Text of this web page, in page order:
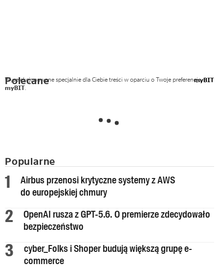
Polecane myBIT
Wyselekcjonowane specjalnie dla Ciebie treści w oparciu o Twoje preferencje
myBIT.
Popularne
Airbus przenosi krytyczne systemy z AWS
do europejskiej chmury
OpenAI rusza z GPT-5.6. O premierze zdecydowało
bezpieczeństwo
cyber_Folks i Shoper budują większą grupę e-
commerce